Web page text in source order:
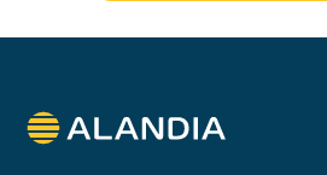
Alandia